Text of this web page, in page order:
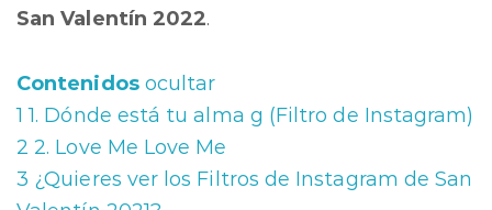
San Valentín 2022.
Contenidos ocultar
1 1. Dónde está tu alma g (Filtro de Instagram)
2 2. Love Me Love Me
3 ¿Quieres ver los Filtros de Instagram de San